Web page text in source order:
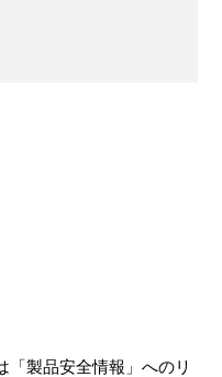
製品安全情報」へのリ